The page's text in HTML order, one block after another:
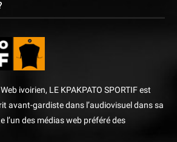
ivoirien, LE KPAKPATO SPORTIF est
avant-gardiste dans l’audiovisuel dans sa
l’un des médias web préféré des